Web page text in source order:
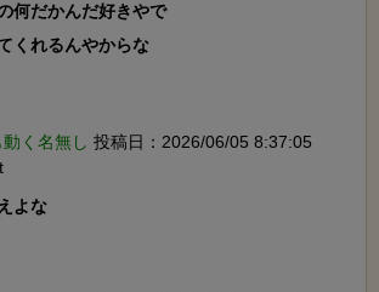
何だかんだ好きやで
くれるんやからな
く名無し 投稿日：2026/06/05 8:37:05
よな